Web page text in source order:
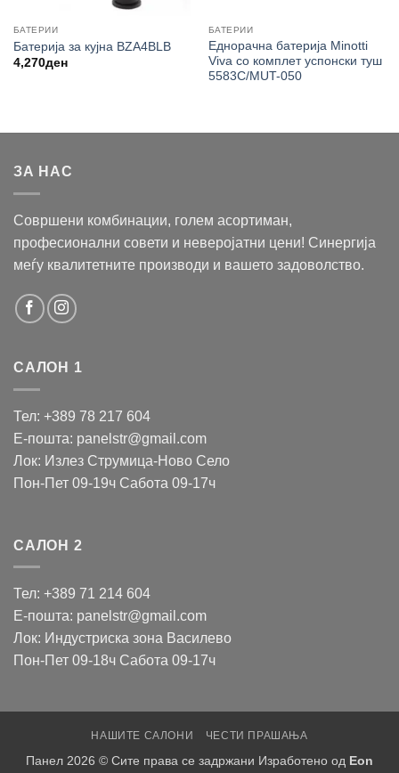
БАТЕРИИ
Батерија за кујна BZA4BLB
4,270ден
БАТЕРИИ
Еднорачна батерија Minotti
Viva со комплет успонски туш
5583C/MUT-050
ЗА НАС
Совршени комбинации, голем асортиман,
професионални совети и неверојатни цени! Синергија
меѓу квалитетните производи и вашето задоволство.
САЛОН 1
Тел: +389 78 217 604
Е-пошта: panelstr@gmail.com
Лок: Излез Струмица-Ново Село
Пон-Пет 09-19ч Сабота 09-17ч
САЛОН 2
Тел: +389 71 214 604
Е-пошта: panelstr@gmail.com
Лок: Индустриска зона Василево
Пон-Пет 09-18ч Сабота 09-17ч
НАШИТЕ САЛОНИ ЧЕСТИ ПРАШАЊА
Панел 2026 © Сите права се задржани Изработено од Eon